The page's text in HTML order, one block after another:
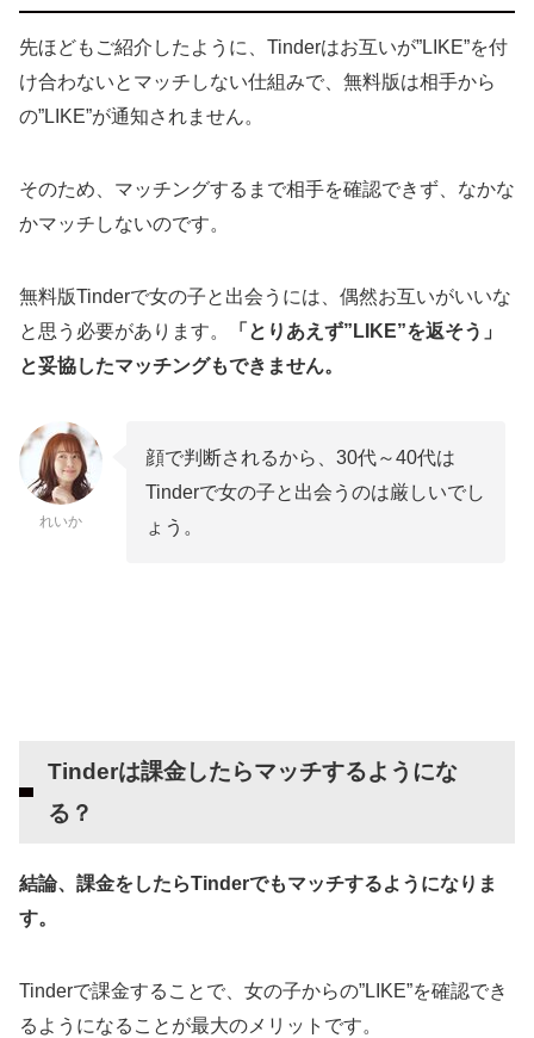
先ほどもご紹介したように、Tinderはお互いが”LIKE”を付
け合わないとマッチしない仕組みで、無料版は相手から
の”LIKE”が通知されません。
そのため、マッチングするまで相手を確認できず、なかな
かマッチしないのです。
無料版Tinderで女の子と出会うには、偶然お互いがいいな
と思う必要があります。
「とりあえず”LIKE”を返そう」
と妥協したマッチングもできません。
れいか
顔で判断されるから、30代～40代は
Tinderで女の子と出会うのは厳しいでし
ょう。
Tinderは課金したらマッチするようにな
る？
結論、課金をしたらTinderでもマッチするようになりま
す。
Tinderで課金することで、女の子からの”LIKE”を確認でき
るようになることが最大のメリットです。